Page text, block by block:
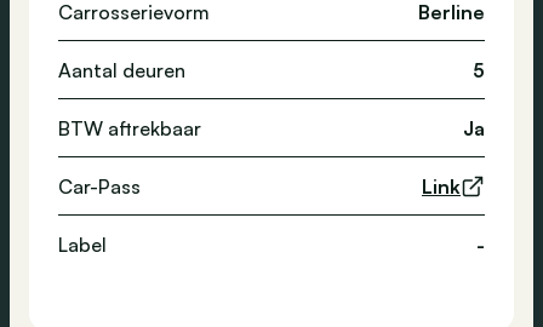
Carrosserievorm Berline
Aantal deuren 5
BTW aftrekbaar Ja
Car-Pass Link
Label -